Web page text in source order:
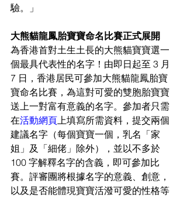
驗。」
大熊貓龍鳳胎寶寶命名比賽正式展開
為香港首對土生土長的大熊貓寶寶選一
個最具代表性的名字！由即日起至 3 月
7 日，香港居民可參加大熊貓龍鳳胎寶
寶命名比賽，為這對可愛的雙胞胎寶寶
送上一對富有意義的名字。參加者只需
在活動網頁上填寫所需資料，提交兩個
建議名字（每個寶寶一個，乳名「家
姐」及「細佬」除外），並以不多於
100 字解釋名字的含義，即可參加比
賽。評審團將根據名字的意義、創意，
以及是否能體現寶寶活潑可愛的性格等